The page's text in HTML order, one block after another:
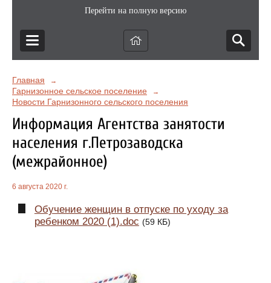
Перейти на полную версию
Главная →
Гарнизонное сельское поселение →
Новости Гарнизонного сельского поселения
Информация Агентства занятости
населения г.Петрозаводска
(межрайонное)
6 августа 2020 г.
Обучение женщин в отпуске по уходу за
ребенком 2020 (1).doc (59 КБ)